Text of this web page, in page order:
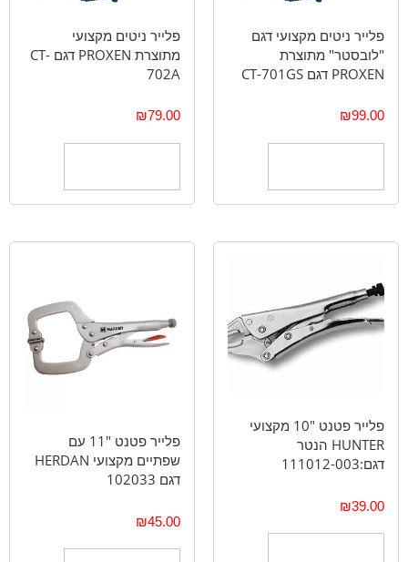
פלייר ניטים מקצועי דגם
"לובסטר" מתוצרת
PROXEN דגם CT-701GS
₪99.00
פלייר ניטים מקצועי
מתוצרת PROXEN דגם CT-
702A
₪79.00
פלייר פטנט "10 מקצועי
HUNTER הנטר
דגם:111012-003
₪39.00
פלייר פטנט "11 עם
שפתיים מקצועי HERDAN
דגם 102033
₪45.00